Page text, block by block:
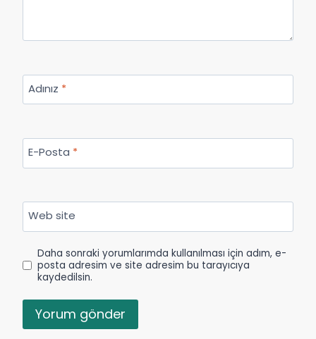
Adınız *
E-Posta *
Web site
Daha sonraki yorumlarımda kullanılması için adım, e-
posta adresim ve site adresim bu tarayıcıya
kaydedilsin.